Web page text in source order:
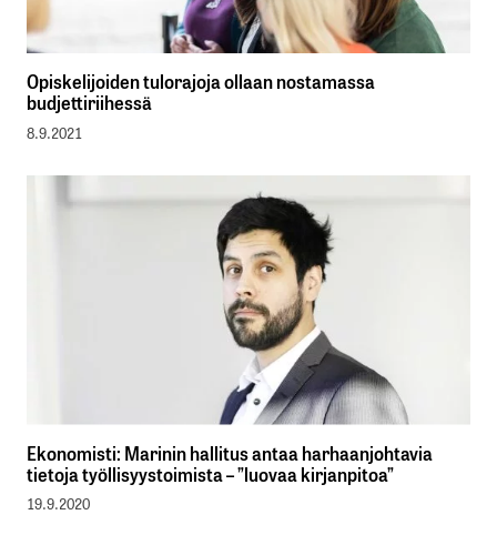
Opiskelijoiden tulorajoja ollaan nostamassa
budjettiriihessä
8.9.2021
Ekonomisti: Marinin hallitus antaa harhaanjohtavia
tietoja työllisyystoimista – ”luovaa kirjanpitoa”
19.9.2020